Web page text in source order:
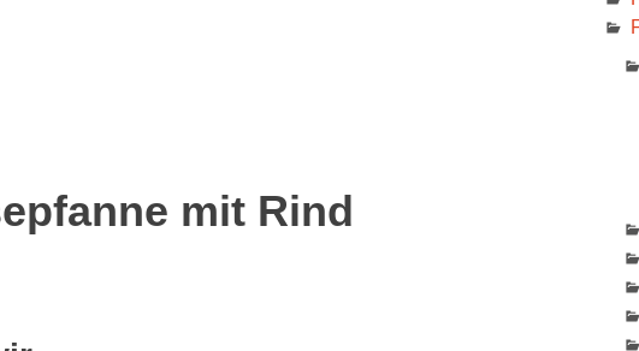
mit Rind